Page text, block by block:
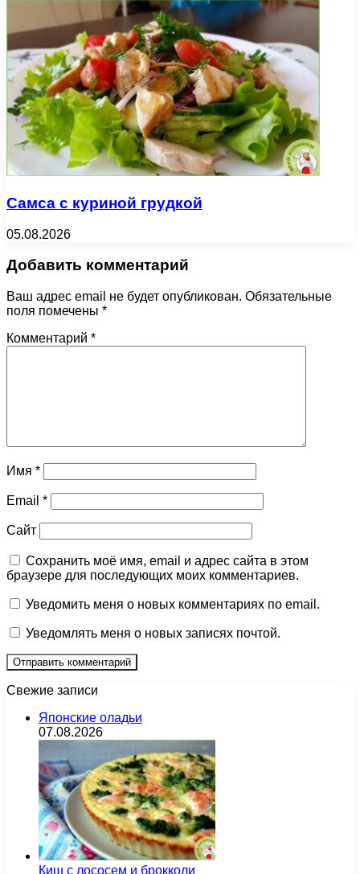
Самса с куриной грудкой
05.08.2026
Добавить комментарий
Ваш адрес email не будет опубликован. Обязательные
поля помечены *
Комментарий *
Имя *
Email *
Сайт
Сохранить моё имя, email и адрес сайта в этом
браузере для последующих моих комментариев.
Уведомить меня о новых комментариях по email.
Уведомлять меня о новых записях почтой.
Свежие записи
Японские оладьи
07.08.2026
Киш с лососем и брокколи